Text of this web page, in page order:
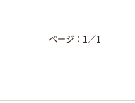
ページ： 1 ／1